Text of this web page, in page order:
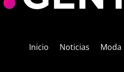
Inicio Noticias Moda